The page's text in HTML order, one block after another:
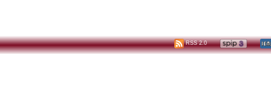
RSS 2.0